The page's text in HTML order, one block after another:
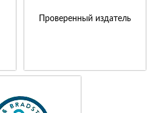
Проверенный издатель